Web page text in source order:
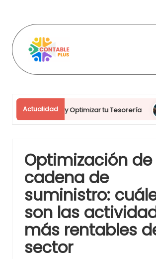
content
C
n
t
b
l
e
p
l
u
Actualidad
y Optimizar tu Tesorería
Optimización
cadena de
suministro:
son las
más rentables
sector